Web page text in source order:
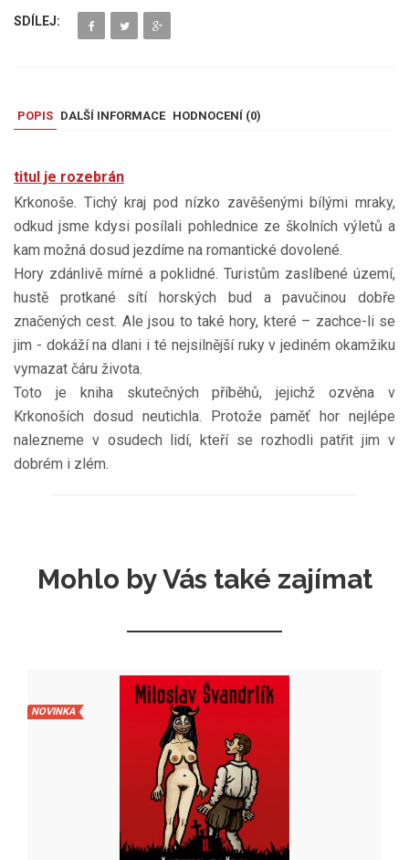
SDÍLEJ:
POPIS DALŠÍ INFORMACE HODNOCENÍ (0)
titul je rozebrán
Krkonoše. Tichý kraj pod nízko zavěšenými bílými mraky,
odkud jsme kdysi posílali pohlednice ze školních výletů a
kam možná dosud jezdíme na romantické dovolené.
Hory zdánlivě mírné a poklidné. Turistům zaslíbené území,
hustě protkané sítí horských bud a pavučinou dobře
značených cest. Ale jsou to také hory, které – zachce-li se
jim - dokáží na dlani i té nejsilnější ruky v jediném okamžiku
vymazat čáru života.
Toto je kniha skutečných příběhů, jejichž ozvěna v
Krkonoších dosud neutichla. Protože paměť hor nejlépe
nalezneme v osudech lidí, kteří se rozhodli patřit jim v
dobrém i zlém.
Mohlo by Vás také zajímat
NOVINKA